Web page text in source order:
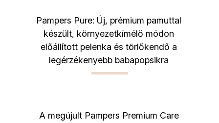
Pampers Pure: Új, prémium pamuttal
készült, környezetkímélő módon
előállított pelenka és törlőkendő a
legérzékenyebb babapopsikra
A megújult Pampers Premium Care